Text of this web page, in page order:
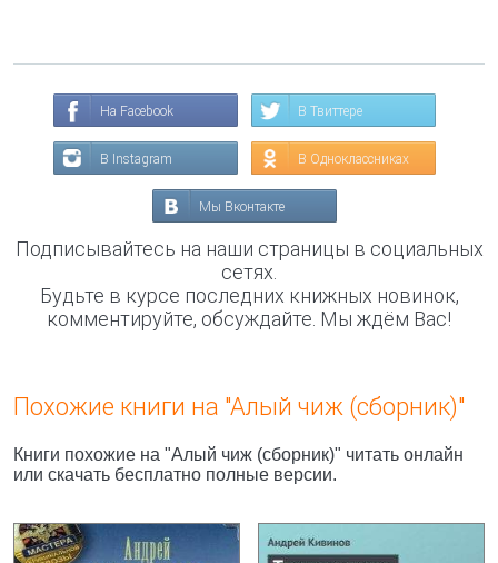
На Facebook В Твиттере
В Instagram В Одноклассниках
Мы Вконтакте
Подписывайтесь на наши страницы в социальных
сетях.
Будьте в курсе последних книжных новинок,
комментируйте, обсуждайте. Мы ждём Вас!
Похожие книги на "Алый чиж (сборник)"
Книги похожие на "Алый чиж (сборник)" читать онлайн
или скачать бесплатно полные версии.